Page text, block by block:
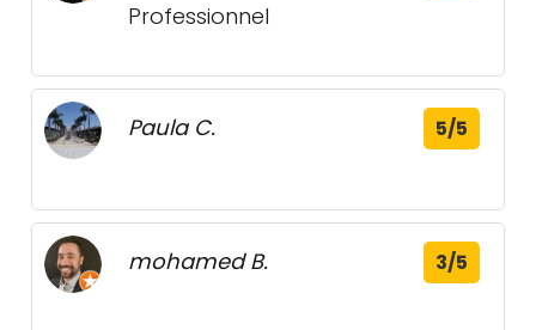
Professionnel
Paula C. 5/5
mohamed B. 3/5